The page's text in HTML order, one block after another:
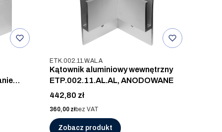
Kod produktu
ETK.002.11.W.AL.A
Kątownik aluminiowy wewnętrzny
ETP.002.11.AL.AL, ANODOWANE
Cena
442,80 zł
Cena
360,00 złbez VAT
Zobacz produkt